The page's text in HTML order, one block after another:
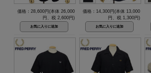
価格：28,600円(本体 26,000
円、税 2,600円)
価格：14,300円(本体 13,000
円、税 1,300円)